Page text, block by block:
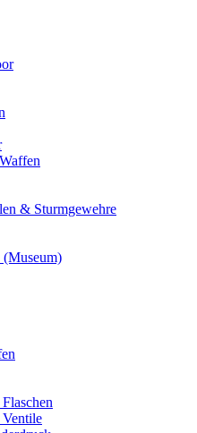
& Sturmgewehre
(Museum)